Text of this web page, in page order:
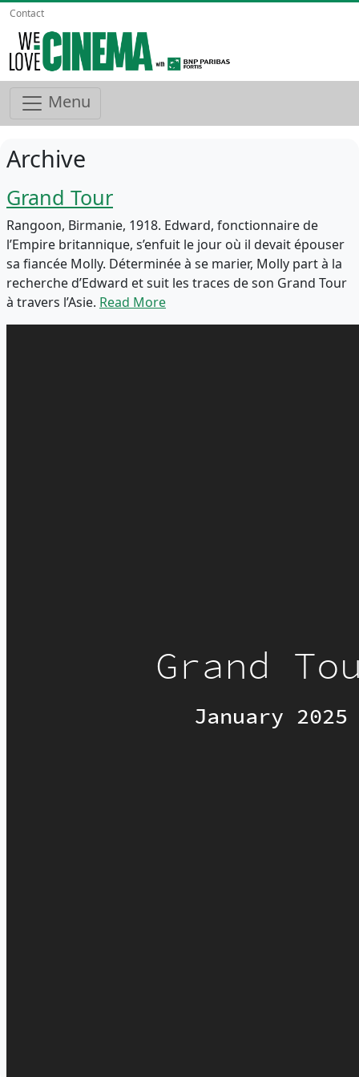
Contact
Menu
Archive
Grand Tour
Rangoon, Birmanie, 1918. Edward, fonctionnaire de
l’Empire britannique, s’enfuit le jour où il devait épouser
sa fiancée Molly. Déterminée à se marier, Molly part à la
recherche d’Edward et suit les traces de son Grand Tour
à travers l’Asie. Read More